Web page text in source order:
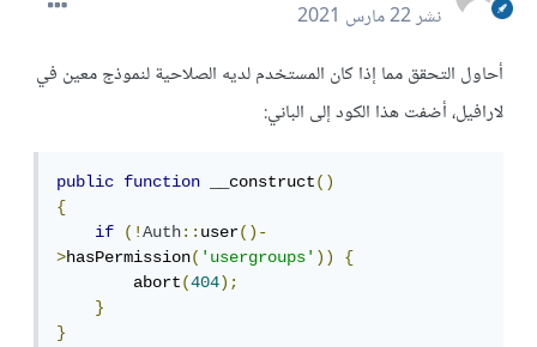
نشر22 مارس 2021
أحاول التحقق مما إذا كان المستخدم لديه الصلاحية لنموذج معين في
لارافيل، أضفت هذا الكود إلى الباني:
public function __construct()
{
if
(!Auth::user()-
>hasPermission('usergroups'))
{
        abort
(404);
}
}